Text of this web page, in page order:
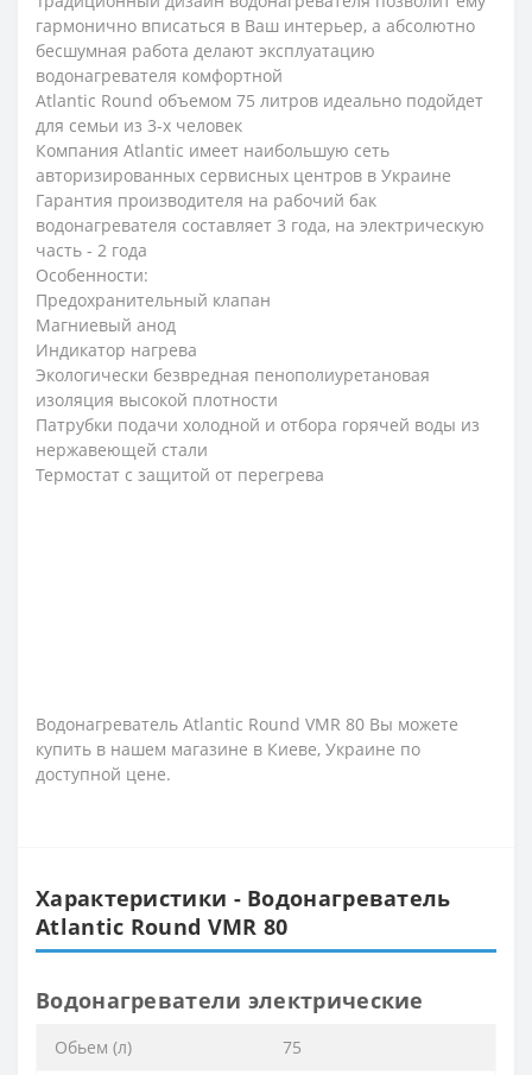
гармонично вписаться в Ваш интерьер, а абсолютно
бесшумная работа делают эксплуатацию
водонагревателя комфортной
Atlantic Round объемом 75 литров идеально подойдет
для семьи из 3-х человек
Компания Atlantic имеет наибольшую сеть
авторизированных сервисных центров в Украине
Гарантия производителя на рабочий бак
водонагревателя составляет 3 года, на электрическую
часть - 2 года
Особенности:
Предохранительный клапан
Магниевый анод
Индикатор нагрева
Экологически безвредная пенополиуретановая
изоляция высокой плотности
Патрубки подачи холодной и отбора горячей воды из
нержавеющей стали
Термостат c защитой от перегрева
Водонагреватель Atlantic Round VMR 80 Вы можете
купить в нашем магазине в Киеве, Украине по
доступной цене.
Характеристики - Водонагреватель
Atlantic Round VMR 80
Водонагреватели электрические
Обьем (л) 75